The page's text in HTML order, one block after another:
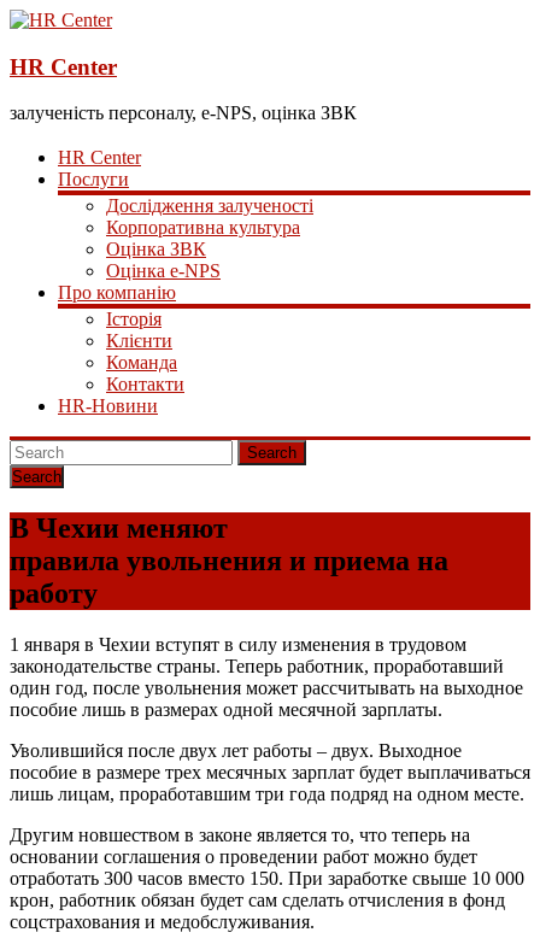
HR Center
залученість персоналу, e-NPS, оцінка ЗВК
HR Center
Послуги
Дослідження залученості
Корпоративна культура
Оцінка ЗВК
Оцінка e-NPS
Про компанію
Історія
Клієнти
Команда
Контакти
HR-Новини
Search
В Чехии меняют
правила увольнения и приема на
работу
1 января в Чехии вступят в силу изменения в трудовом
законодательстве страны. Теперь работник, проработавший
один год, после увольнения может рассчитывать на выходное
пособие лишь в размерах одной месячной зарплаты.
Уволившийся после двух лет работы – двух. Выходное
пособие в размере трех месячных зарплат будет выплачиваться
лишь лицам, проработавшим три года подряд на одном месте.
Другим новшеством в законе является то, что теперь на
основании соглашения о проведении работ можно будет
отработать 300 часов вместо 150. При заработке свыше 10 000
крон, работник обязан будет сам сделать отчисления в фонд
соцстрахования и медобслуживания.